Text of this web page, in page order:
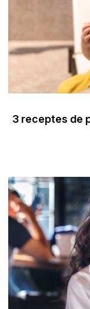
3 receptes de